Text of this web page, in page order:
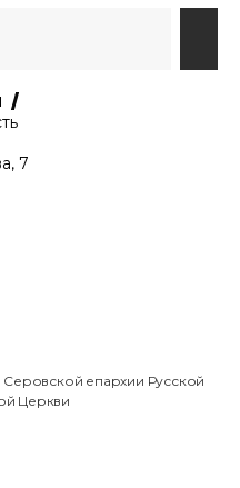
7
епархии Русской
Церкви